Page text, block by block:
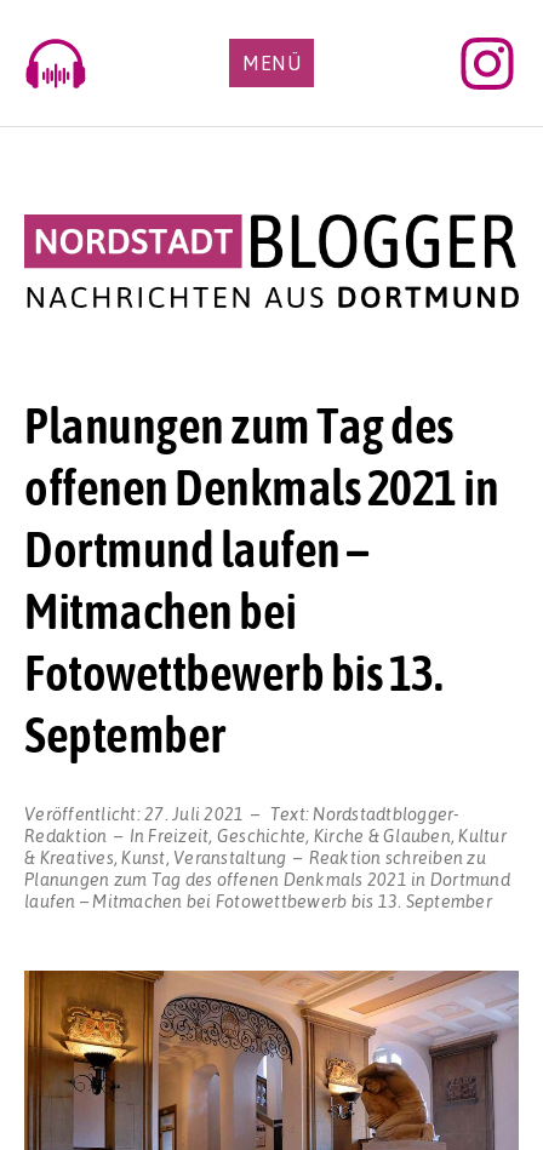
content
MENÜ
Planungen zum Tag des
offenen Denkmals 2021 in
Dortmund laufen –
Mitmachen bei
Fotowettbewerb bis 13.
September
Veröffentlicht:27. Juli 2021 Text: Nordstadtblogger-
Redaktion
InFreizeit, Geschichte, Kirche & Glauben,Kultur
& Kreatives,Kunst, Veranstaltung Reaktion schreiben zu
Planungen zum Tag des offenen Denkmals 2021 in Dortmund
laufen – Mitmachen bei Fotowettbewerb bis 13. September